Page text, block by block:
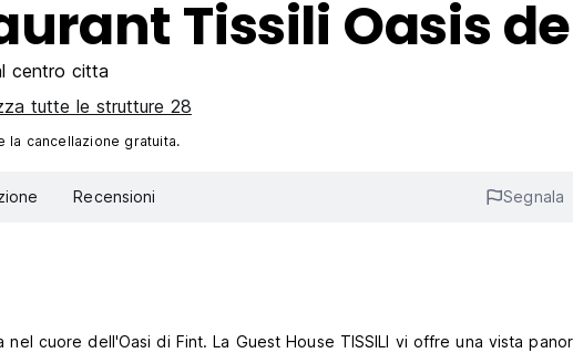
Tissili Oasis
centro citta
tutte le strutture 28
la cancellazione gratuita.
Recensioni Segnala
cuore dell'Oasi di Fint. La Guest House TISSILI vi offre una vista